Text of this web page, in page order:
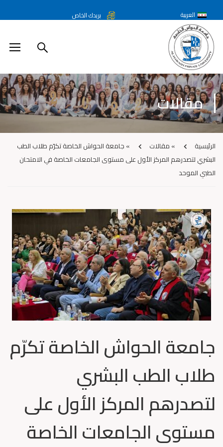
العربية بريدك الخاص
مقالات
الرئيسية » مقالات » جامعة الحواش الخاصة تكرّم طلاب الطب
البشري لتصدرهم المركز الأول على مستوى الجامعات الخاصة في الامتحان
الطبي الموحد
جامعة الحواش الخاصة تكرّم
طلاب الطب البشري
لتصدرهم المركز الأول على
مستوى الجامعات الخاصة